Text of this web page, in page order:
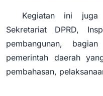
Kegiatan ini
Sekretariat DPRD,
pembangunan,
pemerintah daerah
pembahasan,